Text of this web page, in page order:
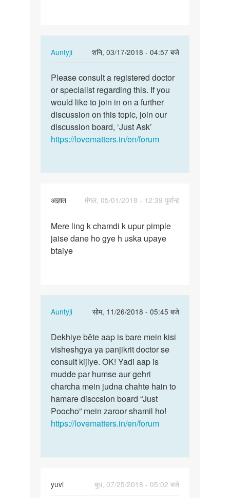
Auntyji
शनि, 03/17/2018 - 04:57 बजे
In
to
How
to
cure
My
candida…
Please
consult
a
registered…
Please consult a registered doctor
or specialist regarding this. If you
would like to join in on a further
discussion on this topic, join our
discussion board, ‘Just Ask’
https://lovematters.in/en/forum
अज्ञात
मंगल, 05/01/2018 - 12:39 पूर्वान्ह
Mere
ling
k
Mere ling k chamdi k upur pimple
jaise dane ho gye h uska upaye
btaiye
Auntyji
सोम, 11/26/2018 - 05:45 बजे
In
to
Mere
ling
k
chamdi
k
upur…
by
Dekhiye
bête
aap
is
bare…
Dekhiye bête aap is bare mein kisi
visheshgya ya panjikrit doctor se
consult kijiye. OK! Yadi aap is
mudde par humse aur gehri
charcha mein judna chahte hain to
hamare disccsion board “Just
Poocho” mein zaroor shamil ho!
https://lovematters.in/en/forum
yuvi
बुध, 07/25/2018 - 05:02 बजे